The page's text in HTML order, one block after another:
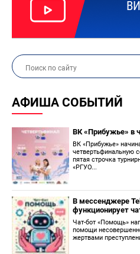
АФИША СОБЫТИЙ
ВК «Прибужье» в
ВК «Прибужье»
четвертьфинальную
пятая строчка
«РГУО...
В мессенджере
функционирует
Чат-бот «Помощь»
помощи
жертвами